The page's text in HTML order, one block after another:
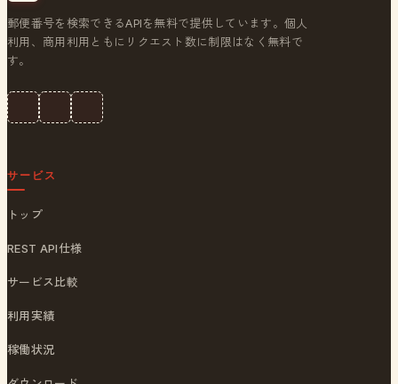
郵便番号を検索できるAPIを無料で提供しています。個人
利用、商用利用ともにリクエスト数に制限はなく無料で
す。
サービス
トップ
REST API仕様
サービス比較
利用実績
稼働状況